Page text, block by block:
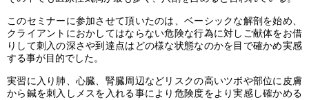
このセミナーに参加させて頂いたのは、ベーシックな解剖を始め、
クライアントにおかしてはならない危険な行為に対しご献体をお借
りして刺入の深さや到達点はどの様な状態なのかを目で確かめ実感
する事が目的でした。
実習に入り肺、心臓、腎臓周辺などリスクの高いツボや部位に皮膚
から鍼を刺入しメスを入れる事により危険度をより実感し確かめる